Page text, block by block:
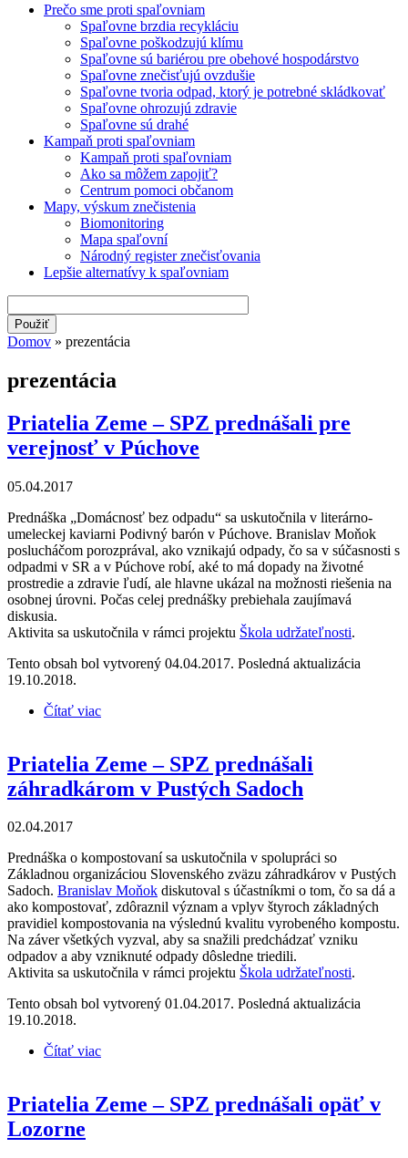
Prečo sme proti spaľovniam
Spaľovne brzdia recykláciu
Spaľovne poškodzujú klímu
Spaľovne sú bariérou pre obehové hospodárstvo
Spaľovne znečisťujú ovzdušie
Spaľovne tvoria odpad, ktorý je potrebné skládkovať
Spaľovne ohrozujú zdravie
Spaľovne sú drahé
Kampaň proti spaľovniam
Kampaň proti spaľovniam
Ako sa môžem zapojiť?
Centrum pomoci občanom
Mapy, výskum znečistenia
Biomonitoring
Mapa spaľovní
Národný register znečisťovania
Lepšie alternatívy k spaľovniam
Domov » prezentácia
prezentácia
Priatelia Zeme – SPZ prednášali pre
verejnosť v Púchove
05.04.2017
Prednáška „Domácnosť bez odpadu“ sa uskutočnila v literárno-
umeleckej kaviarni Podivný barón v Púchove. Branislav Moňok
poslucháčom porozprával, ako vznikajú odpady, čo sa v súčasnosti s
odpadmi v SR a v Púchove robí, aké to má dopady na životné
prostredie a zdravie ľudí, ale hlavne ukázal na možnosti riešenia na
osobnej úrovni. Počas celej prednášky prebiehala zaujímavá
diskusia.
Aktivita sa uskutočnila v rámci projektu Škola udržateľnosti.
Tento obsah bol vytvorený 04.04.2017. Posledná aktualizácia
19.10.2018.
Čítať viac
Priatelia Zeme – SPZ prednášali
záhradkárom v Pustých Sadoch
02.04.2017
Prednáška o kompostovaní sa uskutočnila v spolupráci so
Základnou organizáciou Slovenského zväzu záhradkárov v Pustých
Sadoch. Branislav Moňok diskutoval s účastníkmi o tom, čo sa dá a
ako kompostovať, zdôraznil význam a vplyv štyroch základných
pravidiel kompostovania na výslednú kvalitu vyrobeného kompostu.
Na záver všetkých vyzval, aby sa snažili predchádzať vzniku
odpadov a aby vzniknuté odpady dôsledne triedili.
Aktivita sa uskutočnila v rámci projektu Škola udržateľnosti.
Tento obsah bol vytvorený 01.04.2017. Posledná aktualizácia
19.10.2018.
Čítať viac
Priatelia Zeme – SPZ prednášali opäť v
Lozorne